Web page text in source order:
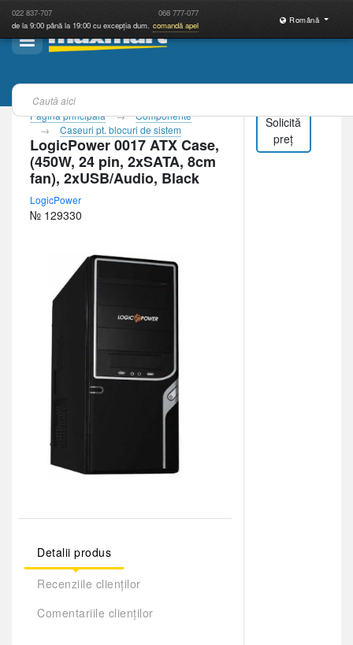
022 837-707 068 777-077
de la 9:00 până la 19:00 cu excepția dum. comandă apel
Română
Pagina principală
Componente
Caseuri pt. blocuri de sistem
LogicPower 0017 ATX Case,
(450W, 24 pin, 2xSATA, 8cm
fan), 2xUSB/Audio, Black
LogicPower
№ 129330
Detalii produs
Recenziile clienților
Comentariile clienților
Solicită
preț